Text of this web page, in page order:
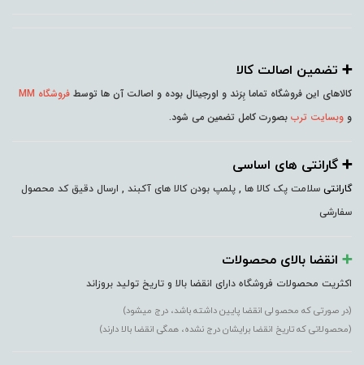
➕️ تضمین اصالت کالا
کالاهای این فروشگاه تماما بِرَند و اورجینال بوده و اصالت آن ها توسط فروشگاه MM
و وبسایت ترب بصورت کامل تضمین می شود.
➕️ گارانتی های اساسی
گارانتی سلامت پک کالا ها , پلمپ بودن کالا های آکبند , ارسال دقیق کد محصول
سفارشی
➕️ انقضا بالای محصولات
اکثریت محصولات فروشگاه دارای انقضا بالا و تاریخ تولید بروزاند
(در صورتی که محصولی انقضا پایین داشته باشد، درج میشود)
(محصولاتی که تاریخ انقضا برایشان درج نشده، همگی انقضا بالا دارند)